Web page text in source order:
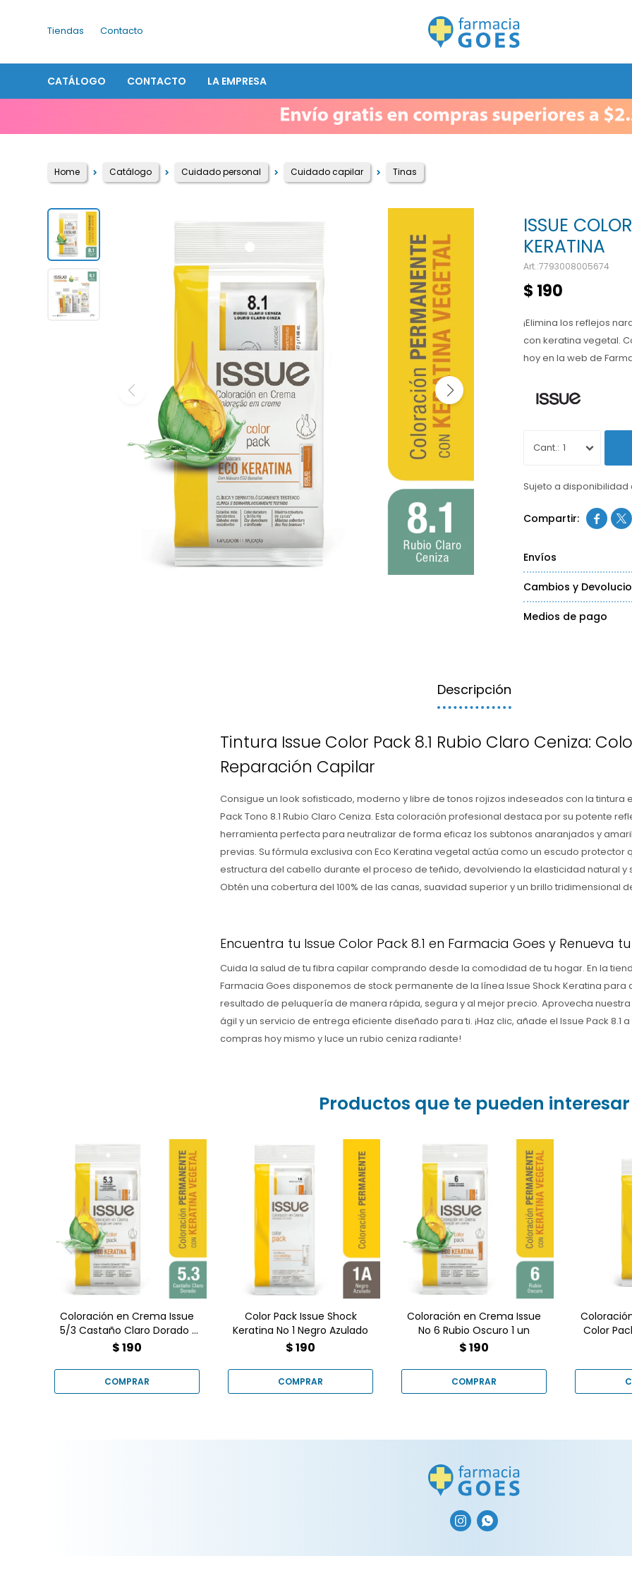
CATÁLOGO CONTACTO LA EMPRESA
Tiendas Contacto
Home Catálogo Cuidado personal Cuidado capilar Tinas
ISSUE
KERATINA
7793008005674
$ 190
¡Elimina los reflejos
con keratina vegetal.
hoy en la web de
1
Sujeto a disponibilidad
 
Envíos
Cambios y
Medios de pago
Descripción
Tintura Issue Color Pack 8.1 Rubio Claro Ceniza:
Reparación Capilar
Consigue un look sofisticado, moderno y libre de tonos rojizos indeseados con la tintura
Pack Tono 8.1 Rubio Claro Ceniza. Esta coloración profesional destaca por su potente
herramienta perfecta para neutralizar de forma eficaz los subtonos anaranjados y
previas. Su fórmula exclusiva con Eco Keratina vegetal actúa como un escudo protector
estructura del cabello durante el proceso de teñido, devolviendo la elasticidad natural y
Obtén una cobertura del 100% de las canas, suavidad superior y un brillo tridimensional
Encuentra tu Issue Color Pack 8.1 en Farmacia Goes y Renueva tu
Cuida la salud de tu fibra capilar comprando desde la comodidad de tu hogar. En la
Farmacia Goes disponemos de stock permanente de la línea Issue Shock Keratina para
resultado de peluquería de manera rápida, segura y al mejor precio. Aprovecha
ágil y un servicio de entrega eficiente diseñado para ti. ¡Haz clic, añade el Issue Pack 8.1
compras hoy mismo y luce un rubio ceniza radiante!
Productos que te pueden interesar
¿Canas visibles? Ilumina
tu cabello con la
Coloración en Crema
Issue 5/3 Castaño Claro
Dorado. ¡Cómpralo online
en Farmacia Goes al
mejor precio hoy!
Coloración en Crema Issue
5/3 Castaño Claro Dorado 1
un
$190
¡Logra un color intenso y
duradero con el tono
Negro Azulado! Este kit de
coloración capilar incluye
shock de keratina para
proteger y nutrir tu
cabello, dejándolo
brillante y suave.
Encuéntralo en Farmacia
Goes.
Color Pack Issue Shock
Keratina No 1 Negro Azulado
$190
¿Canas rebeldes? Lográ
un castaño natural
radiante con Issue N° 6
Rubio Oscuro. Cobertura
100% y nutrición con
keratina. ¡Comprá online
en Farmacia Goes!
Coloración en Crema Issue
No 6 Rubio Oscuro 1 un
$190
vibrante
con la
Pack 4.
en
Color
 